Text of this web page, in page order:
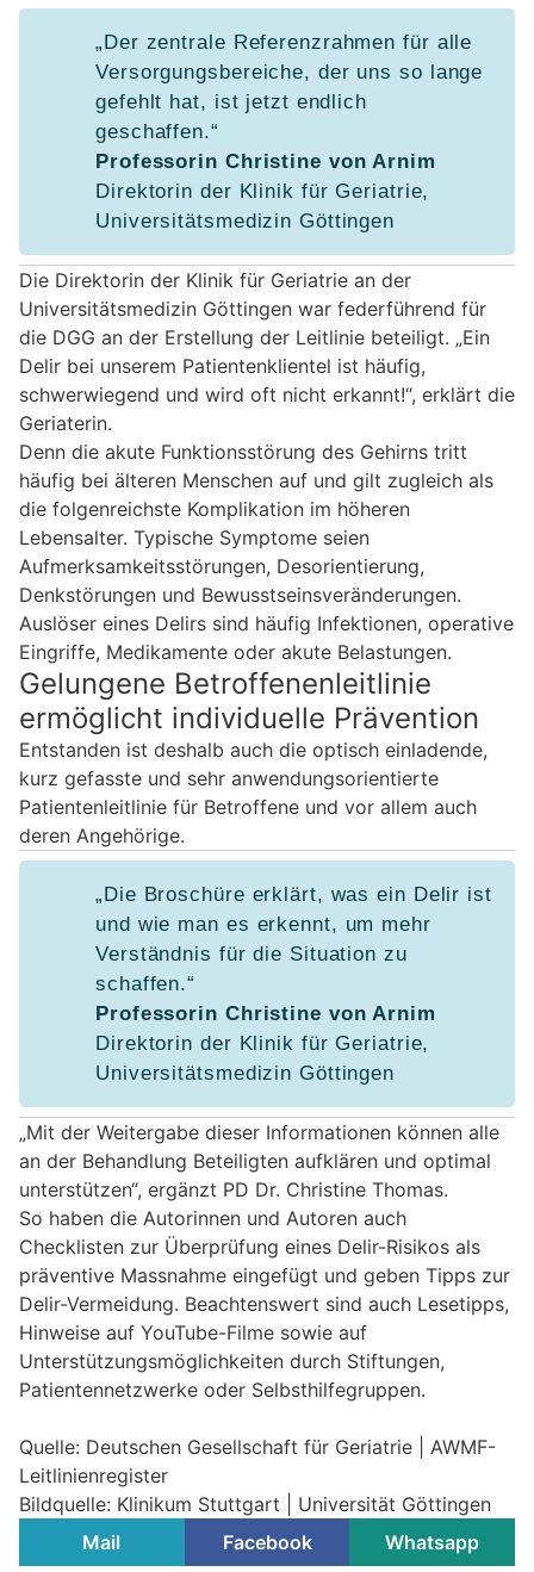
„Der zentrale Referenzrahmen für alle
Versorgungsbereiche, der uns so lange
gefehlt hat, ist jetzt endlich
geschaffen.“
Professorin Christine von Arnim
Direktorin der Klinik für Geriatrie,
Universitätsmedizin Göttingen
Die Direktorin der Klinik für Geriatrie an der
Universitätsmedizin Göttingen war federführend für
die DGG an der Erstellung der Leitlinie beteiligt. „Ein
Delir bei unserem Patientenklientel ist häufig,
schwerwiegend und wird oft nicht erkannt!“, erklärt die
Geriaterin.
Denn die akute Funktionsstörung des Gehirns tritt
häufig bei älteren Menschen auf und gilt zugleich als
die folgenreichste Komplikation im höheren
Lebensalter. Typische Symptome seien
Aufmerksamkeitsstörungen, Desorientierung,
Denkstörungen und Bewusstseinsveränderungen.
Auslöser eines Delirs sind häufig Infektionen, operative
Eingriffe, Medikamente oder akute Belastungen.
Gelungene Betroffenenleitlinie
ermöglicht individuelle Prävention
Entstanden ist deshalb auch die optisch einladende,
kurz gefasste und sehr anwendungsorientierte
Patientenleitlinie für Betroffene und vor allem auch
deren Angehörige.
„Die Broschüre erklärt, was ein Delir ist
und wie man es erkennt, um mehr
Verständnis für die Situation zu
schaffen.“
Professorin Christine von Arnim
Direktorin der Klinik für Geriatrie,
Universitätsmedizin Göttingen
„Mit der Weitergabe dieser Informationen können alle
an der Behandlung Beteiligten aufklären und optimal
unterstützen“, ergänzt PD Dr. Christine Thomas.
So haben die Autorinnen und Autoren auch
Checklisten zur Überprüfung eines Delir-Risikos als
präventive Massnahme eingefügt und geben Tipps zur
Delir-Vermeidung. Beachtenswert sind auch Lesetipps,
Hinweise auf YouTube-Filme sowie auf
Unterstützungsmöglichkeiten durch Stiftungen,
Patientennetzwerke oder Selbsthilfegruppen.
Quelle: Deutschen Gesellschaft für Geriatrie | AWMF-
Leitlinienregister
Bildquelle: Klinikum Stuttgart | Universität Göttingen
Mail
Facebook Whatsapp